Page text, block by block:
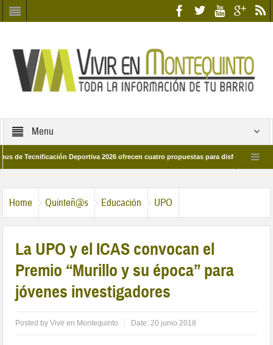
Menu
Deportiva 2026 ofrecen cuatro propuestas para disfrutar del deporte
Home Quinteñ@s Educación UPO
La UPO y el ICAS convocan el
Premio “Murillo y su época” para
jóvenes investigadores
Posted byVivir en Montequinto Date:20 junio 2018